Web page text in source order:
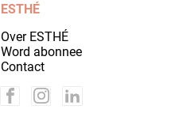
ESTHÉ
Over ESTHÉ
Word abonnee
Contact